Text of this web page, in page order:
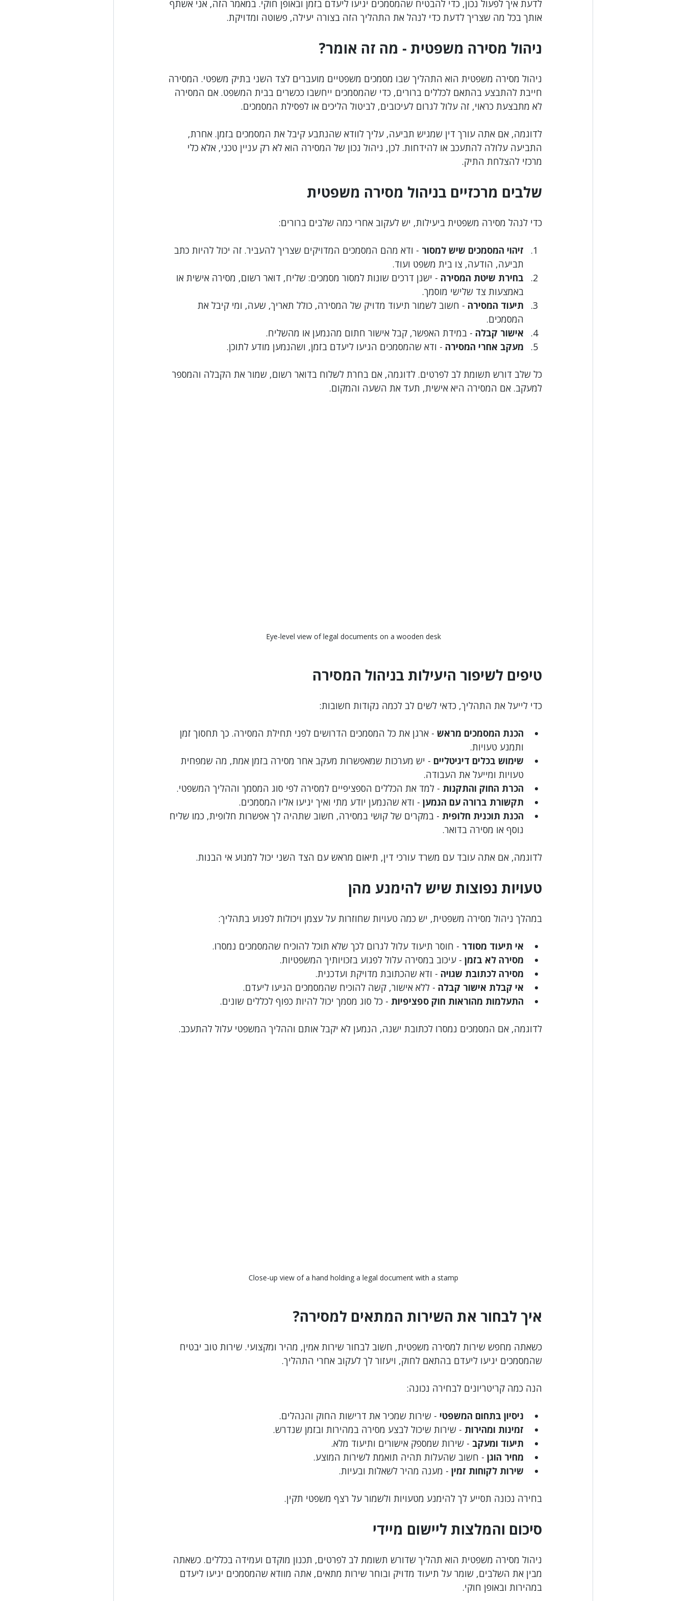
דיני קניין ומיטלטלין דיני הלבנת הון צווארון לבן רשויות מקומיות אתיקה מקצועית
לדעת איך לפעול נכון, כדי להבטיח שהמסמכים יגיעו ליעדם בזמן ובאופן חוקי. במאמר הזה, אני אשתף
אותך בכל מה שצריך לדעת כדי לנהל את התהליך הזה בצורה יעילה, פשוטה ומדויקת.
ניהול מסירה משפטית - מה זה אומר?
ניהול מסירה משפטית הוא התהליך שבו מסמכים משפטיים מועברים לצד השני בתיק משפטי. המסירה
חייבת להתבצע בהתאם לכללים ברורים, כדי שהמסמכים ייחשבו ככשרים בבית המשפט. אם המסירה
לא מתבצעת כראוי, זה עלול לגרום לעיכובים, לביטול הליכים או לפסילת המסמכים.
לדוגמה, אם אתה עורך דין שמגיש תביעה, עליך לוודא שהנתבע קיבל את המסמכים בזמן. אחרת,
התביעה עלולה להתעכב או להידחות. לכן, ניהול נכון של המסירה הוא לא רק עניין טכני, אלא כלי
מרכזי להצלחת התיק.
שלבים מרכזיים בניהול מסירה משפטית
כדי לנהל מסירה משפטית ביעילות, יש לעקוב אחרי כמה שלבים ברורים:
זיהוי המסמכים שיש למסור - ודא מהם המסמכים המדויקים שצריך להעביר. זה יכול להיות כתב
תביעה, הודעה, צו בית משפט ועוד.
בחירת שיטת המסירה - ישנן דרכים שונות למסור מסמכים: שליח, דואר רשום, מסירה אישית או
באמצעות צד שלישי מוסמך.
תיעוד המסירה - חשוב לשמור תיעוד מדויק של המסירה, כולל תאריך, שעה, ומי קיבל את
המסמכים.
אישור קבלה - במידת האפשר, קבל אישור חתום מהנמען או מהשליח.
מעקב אחרי המסירה - ודא שהמסמכים הגיעו ליעדם בזמן, ושהנמען מודע לתוכן.
כל שלב דורש תשומת לב לפרטים. לדוגמה, אם בחרת לשלוח בדואר רשום, שמור את הקבלה והמספר
למעקב. אם המסירה היא אישית, תעד את השעה והמקום.
Eye-level view of legal documents on a wooden desk
טיפים לשיפור היעילות בניהול המסירה
כדי לייעל את התהליך, כדאי לשים לב לכמה נקודות חשובות:
הכנת המסמכים מראש - ארגן את כל המסמכים הדרושים לפני תחילת המסירה. כך תחסוך זמן
ותמנע טעויות.
שימוש בכלים דיגיטליים - יש מערכות שמאפשרות מעקב אחר מסירה בזמן אמת, מה שמפחית
טעויות ומייעל את העבודה.
הכרת החוק והתקנות - למד את הכללים הספציפיים למסירה לפי סוג המסמך וההליך המשפטי.
תקשורת ברורה עם הנמען - ודא שהנמען יודע מתי ואיך יגיעו אליו המסמכים.
הכנת תוכנית חלופית - במקרים של קושי במסירה, חשוב שתהיה לך אפשרות חלופית, כמו שליח
נוסף או מסירה בדואר.
לדוגמה, אם אתה עובד עם משרד עורכי דין, תיאום מראש עם הצד השני יכול למנוע אי הבנות.
טעויות נפוצות שיש להימנע מהן
במהלך ניהול מסירה משפטית, יש כמה טעויות שחוזרות על עצמן ויכולות לפגוע בתהליך:
אי תיעוד מסודר - חוסר תיעוד עלול לגרום לכך שלא תוכל להוכיח שהמסמכים נמסרו.
מסירה לא בזמן - עיכוב במסירה עלול לפגוע בזכויותיך המשפטיות.
מסירה לכתובת שגויה - ודא שהכתובת מדויקת ועדכנית.
אי קבלת אישור קבלה - ללא אישור, קשה להוכיח שהמסמכים הגיעו ליעדם.
התעלמות מהוראות חוק ספציפיות - כל סוג מסמך יכול להיות כפוף לכללים שונים.
לדוגמה, אם המסמכים נמסרו לכתובת ישנה, הנמען לא יקבל אותם וההליך המשפטי עלול להתעכב.
Close-up view of a hand holding a legal document with a stamp
איך לבחור את השירות המתאים למסירה?
כשאתה מחפש שירות למסירה משפטית, חשוב לבחור שירות אמין, מהיר ומקצועי. שירות טוב יבטיח
שהמסמכים יגיעו ליעדם בהתאם לחוק, ויעזור לך לעקוב אחרי התהליך.
הנה כמה קריטריונים לבחירה נכונה:
ניסיון בתחום המשפטי - שירות שמכיר את דרישות החוק והנהלים.
זמינות ומהירות - שירות שיכול לבצע מסירה במהירות ובזמן שנדרש.
תיעוד ומעקב - שירות שמספק אישורים ותיעוד מלא.
מחיר הוגן - חשוב שהעלות תהיה תואמת לשירות המוצע.
שירות לקוחות זמין - מענה מהיר לשאלות ובעיות.
בחירה נכונה תסייע לך להימנע מטעויות ולשמור על רצף משפטי תקין.
סיכום והמלצות ליישום מיידי
ניהול מסירה משפטית הוא תהליך שדורש תשומת לב לפרטים, תכנון מוקדם ועמידה בכללים. כשאתה
מבין את השלבים, שומר על תיעוד מדויק ובוחר שירות מתאים, אתה מוודא שהמסמכים יגיעו ליעדם
במהירות ובאופן חוקי.